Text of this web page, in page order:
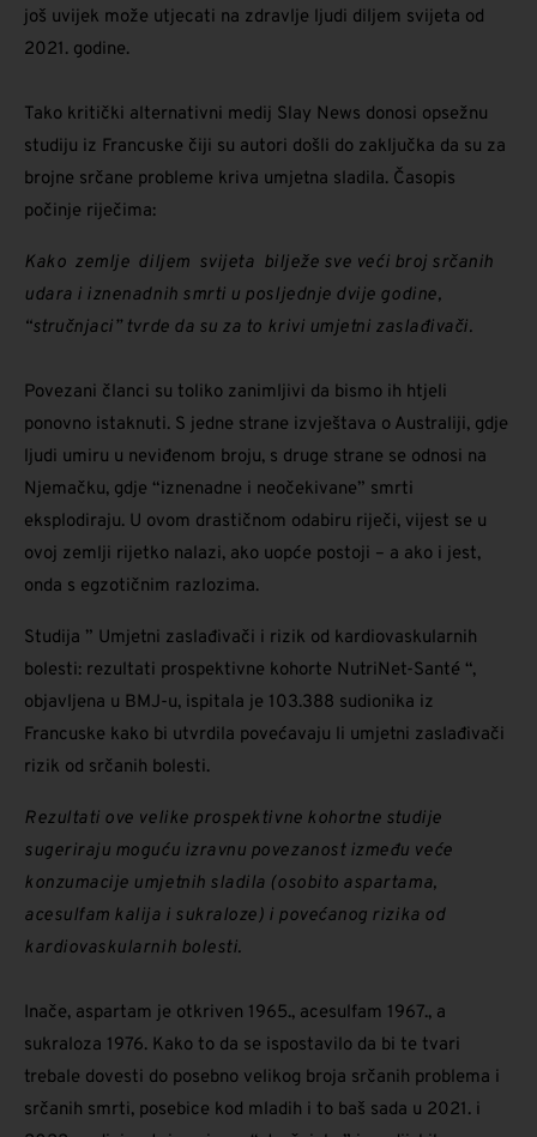
još uvijek može utjecati na zdravlje ljudi diljem svijeta od
2021. godine.
Tako kritički alternativni medij Slay News donosi opsežnu
studiju iz Francuske čiji su autori došli do zaključka da su za
brojne srčane probleme kriva umjetna sladila. Časopis
počinje riječima:
Kako zemlje diljem svijeta bilježe sve veći broj srčanih
udara i iznenadnih smrti u posljednje dvije godine,
“stručnjaci” tvrde da su za to krivi umjetni zaslađivači.
Povezani članci su toliko zanimljivi da bismo ih htjeli
ponovno istaknuti. S jedne strane izvještava o Australiji, gdje
ljudi umiru u neviđenom broju, s druge strane se odnosi na
Njemačku, gdje “iznenadne i neočekivane” smrti
eksplodiraju. U ovom drastičnom odabiru riječi, vijest se u
ovoj zemlji rijetko nalazi, ako uopće postoji – a ako i jest,
onda s egzotičnim razlozima.
Studija ” Umjetni zaslađivači i rizik od kardiovaskularnih
bolesti: rezultati prospektivne kohorte NutriNet-Santé “,
objavljena u BMJ-u, ispitala je 103.388 sudionika iz
Francuske kako bi utvrdila povećavaju li umjetni zaslađivači
rizik od srčanih bolesti.
Rezultati ove velike prospektivne kohortne studije
sugeriraju moguću izravnu povezanost između veće
konzumacije umjetnih sladila (osobito aspartama,
acesulfam kalija i sukraloze) i povećanog rizika od
kardiovaskularnih bolesti.
Inače, aspartam je otkriven 1965., acesulfam 1967., a
sukraloza 1976. Kako to da se ispostavilo da bi te tvari
trebale dovesti do posebno velikog broja srčanih problema i
srčanih smrti, posebice kod mladih i to baš sada u 2021. i